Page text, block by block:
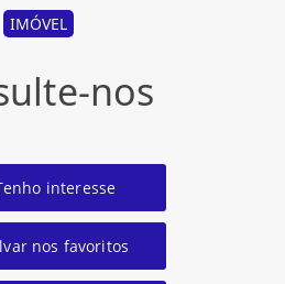
IMÓVEL
nos
interesse
nos favoritos